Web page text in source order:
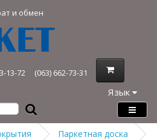
и обмен
13-72 (063) 662-73-31
Язык
Паркетная доска